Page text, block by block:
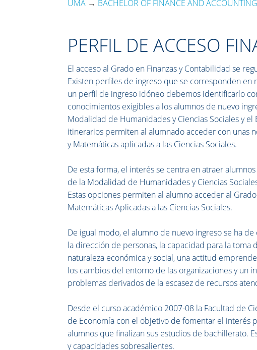
UMA → BACHELOR OF FINANCE AND ACCOUNTING
PERFIL DE ACCESO
El acceso al Grado en Finanzas y Contabilidad se
Existen perfiles de ingreso que se corresponden
un perfil de ingreso idóneo debemos identificarlo
conocimientos exigibles a los alumnos de nuevo
Modalidad de Humanidades y Ciencias Sociales y
itinerarios permiten al alumnado acceder con unas
y Matemáticas aplicadas a las Ciencias Sociales.
De esta forma, el interés se centra en atraer
de la Modalidad de Humanidades y Ciencias
Estas opciones permiten al alumno acceder al
Matemáticas Aplicadas a las Ciencias Sociales.
De igual modo, el alumno de nuevo ingreso se ha
la dirección de personas, la capacidad para la
naturaleza económica y social, una actitud
los cambios del entorno de las organizaciones y un
problemas derivados de la escasez de recursos
Desde el curso académico 2007-08 la Facultad de
de Economía con el objetivo de fomentar el interés
alumnos que finalizan sus estudios de bachillerato.
y capacidades sobresalientes.